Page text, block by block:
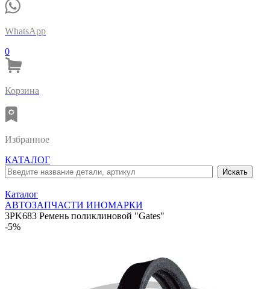
WhatsApp
0
Корзина
Избранное
КАТАЛОГ
Каталог
АВТОЗАПЧАСТИ ИНОМАРКИ
3PK683 Ремень поликлиновой "Gates"
-5%